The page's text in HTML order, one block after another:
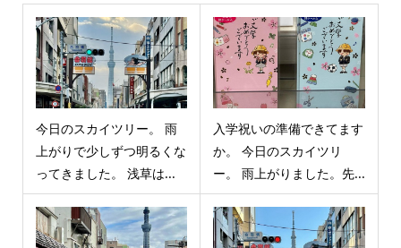
今日のスカイツリー。 雨
上がりで少しずつ明るくな
ってきました。 浅草は...
入学祝いの準備できてます
か。 今日のスカイツリ
ー。 雨上がりました。先...